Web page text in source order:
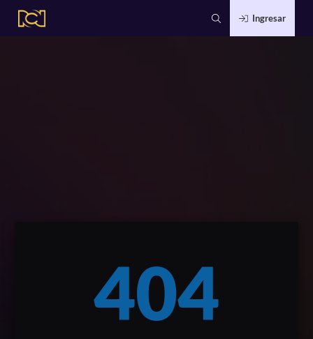
Ingresar
404